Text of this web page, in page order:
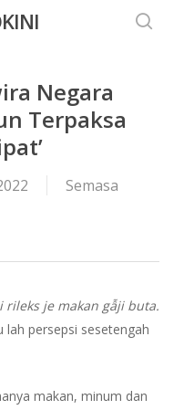
Negara
Terpaksa
Semasa
rileks je makan gẫji buta.
lah persepsi sesetengah
makan, minum dan